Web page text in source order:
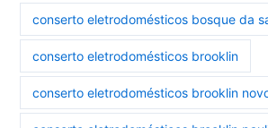
conserto eletrodomésticos bosque da
conserto eletrodomésticos brooklin
conserto eletrodomésticos brooklin